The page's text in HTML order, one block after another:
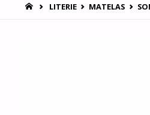
accompagner
HOMELITERIE MATELAS